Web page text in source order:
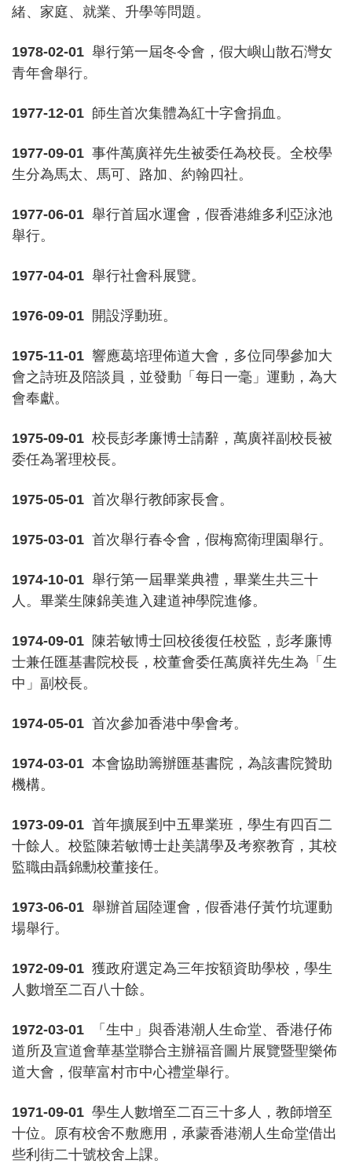
緒、家庭、就業、升學等問題。
1978-02-01 舉行第一屆冬令會，假大嶼山散石灣女
青年會舉行。
1977-12-01 師生首次集體為紅十字會捐血。
1977-09-01 事件萬廣祥先生被委任為校長。全校學
生分為馬太、馬可、路加、約翰四社。
1977-06-01 舉行首屆水運會，假香港維多利亞泳池
舉行。
1977-04-01 舉行社會科展覽。
1976-09-01 開設浮動班。
1975-11-01 響應葛培理佈道大會，多位同學參加大
會之詩班及陪談員，並發動「每日一毫」運動，為大
會奉獻。
1975-09-01 校長彭孝廉博士請辭，萬廣祥副校長被
委任為署理校長。
1975-05-01 首次舉行教師家長會。
1975-03-01 首次舉行春令會，假梅窩衛理園舉行。
1974-10-01 舉行第一屆畢業典禮，畢業生共三十
人。畢業生陳錦美進入建道神學院進修。
1974-09-01 陳若敏博士回校後復任校監，彭孝廉博
士兼任匯基書院校長，校董會委任萬廣祥先生為「生
中」副校長。
1974-05-01 首次參加香港中學會考。
1974-03-01 本會協助籌辦匯基書院，為該書院贊助
機構。
1973-09-01 首年擴展到中五畢業班，學生有四百二
十餘人。校監陳若敏博士赴美講學及考察教育，其校
監職由聶錦勳校董接任。
1973-06-01 舉辦首屆陸運會，假香港仔黃竹坑運動
場舉行。
1972-09-01 獲政府選定為三年按額資助學校，學生
人數增至二百八十餘。
1972-03-01 「生中」與香港潮人生命堂、香港仔佈
道所及宣道會華基堂聯合主辦福音圖片展覽暨聖樂佈
道大會，假華富村市中心禮堂舉行。
1971-09-01 學生人數增至二百三十多人，教師增至
十位。原有校舍不敷應用，承蒙香港潮人生命堂借出
些利街二十號校舍上課。